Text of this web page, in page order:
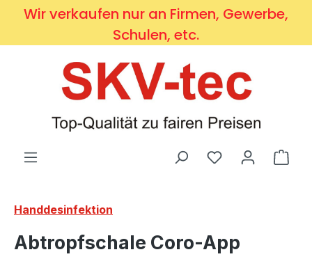
Zum Hauptinhalt springen
Wir verkaufen nur an Firmen, Gewerbe,
Schulen, etc.
Du hast 0
Handdesinfektion
Abtropfschale Coro-App